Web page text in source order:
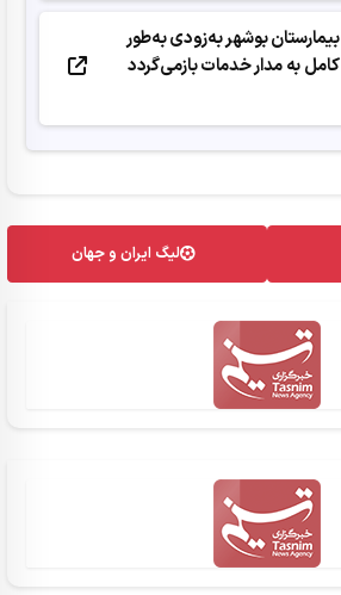
بیمارستان بوشهر به‌زودی به‌طور
کامل به مدار خدمات بازمی‌گردد
لیگ ایران و جهان